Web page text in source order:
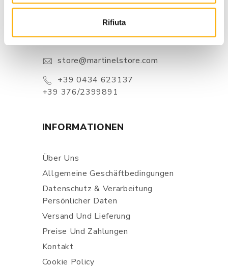
Rifiuta
KONTAKTE
Via Pordenone, 1 - Poincicco Di
Zoppola 33080 (PN) - Italia
store@martinelstore.com
+39 0434 623137
+39 376/2399891
INFORMATIONEN
Über Uns
Allgemeine Geschäftbedingungen
Datenschutz & Verarbeitung
Persönlicher Daten
Versand Und Lieferung
Preise Und Zahlungen
Kontakt
Cookie Policy